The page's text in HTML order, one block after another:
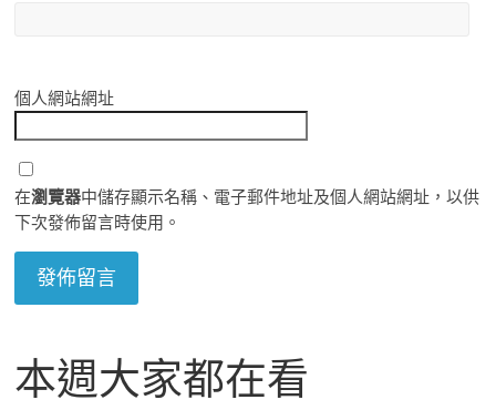
個人網站網址
在瀏覽器中儲存顯示名稱、電子郵件地址及個人網站網址，以供
下次發佈留言時使用。
本週大家都在看